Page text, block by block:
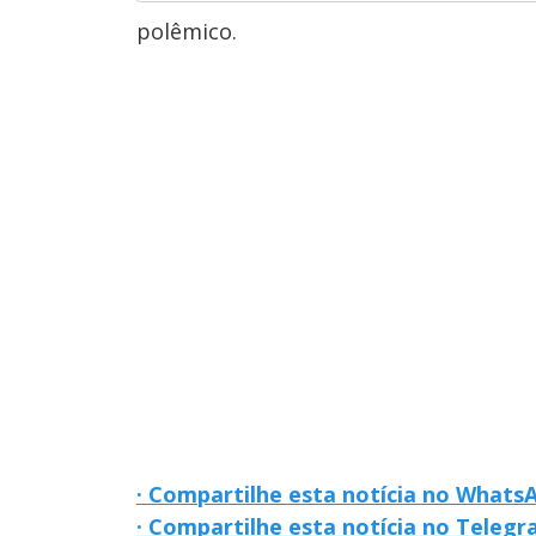
polêmico.
· Compartilhe esta notícia no
· Compartilhe esta notícia no